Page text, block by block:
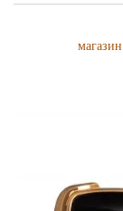
магазин